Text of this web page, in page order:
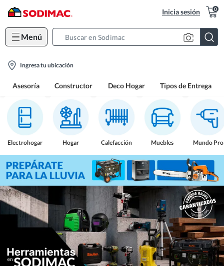
Inicia sesión 0
Menú
location-
Ingresa tu ubicación
Asesoría Constructor Deco Hogar Tipos de Entrega
Electrohogar Hogar Calefacción Muebles Mundo Pro